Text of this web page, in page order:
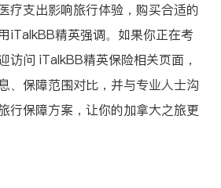
疗支出影响旅行体验，购买合适的
iTalkBB精英强调。如果你正在考
访问 iTalkBB精英保险相关页面 ，
、保障范围对比，并与专业人士沟
行保障方案，让你的加拿大之旅更